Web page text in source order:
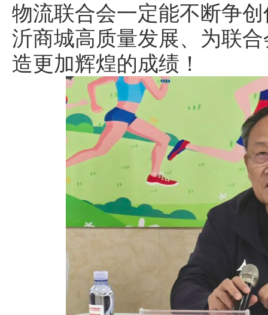
物流联合会一定能不断争
沂商城高质量发展、为联
造更加辉煌的成绩！